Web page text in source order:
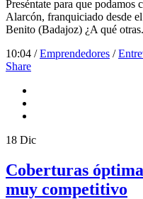
Preséntate para que
Alarcón, franquiciado desde
Benito (Badajoz) ¿A qué
10:04 /Emprendedores /
Share
18 Dic
Coberturas
muy competitivo